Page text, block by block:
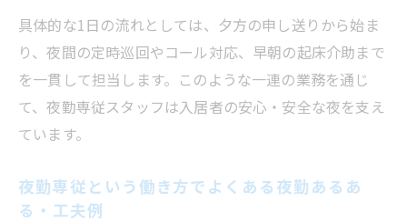
具体的な1日の流れとしては、夕方の申し送りから始ま
り、夜間の定時巡回やコール対応、早朝の起床介助まで
を一貫して担当します。このような一連の業務を通じ
て、夜勤専従スタッフは入居者の安心・安全な夜を支え
ています。
夜勤専従という働き方でよくある夜勤あるあ
る・工夫例